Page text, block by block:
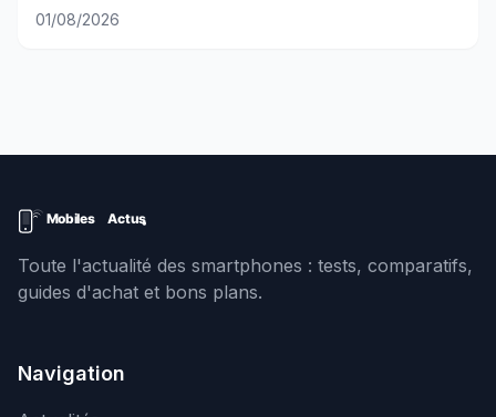
01/08/2026
Toute l'actualité des smartphones : tests, comparatifs,
guides d'achat et bons plans.
Navigation